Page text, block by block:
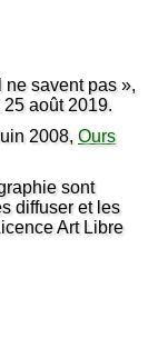
savent pas »,
août 2019.
2008, Ours
sont
diffuser et les
Art Libre